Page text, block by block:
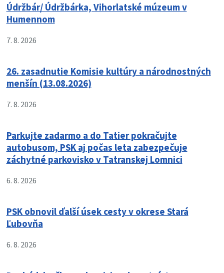
Údržbár/ Údržbárka, Vihorlatské múzeum v
Humennom
7. 8. 2026
26. zasadnutie Komisie kultúry a národnostných
menšín (13.08.2026)
7. 8. 2026
Parkujte zadarmo a do Tatier pokračujte
autobusom, PSK aj počas leta zabezpečuje
záchytné parkovisko v Tatranskej Lomnici
6. 8. 2026
PSK obnovil ďalší úsek cesty v okrese Stará
Ľubovňa
6. 8. 2026